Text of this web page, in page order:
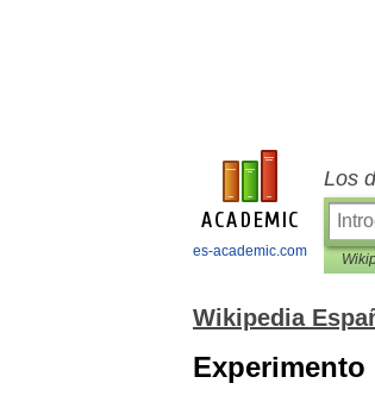
es-academic.com
Los
Wikipedia
Experimento